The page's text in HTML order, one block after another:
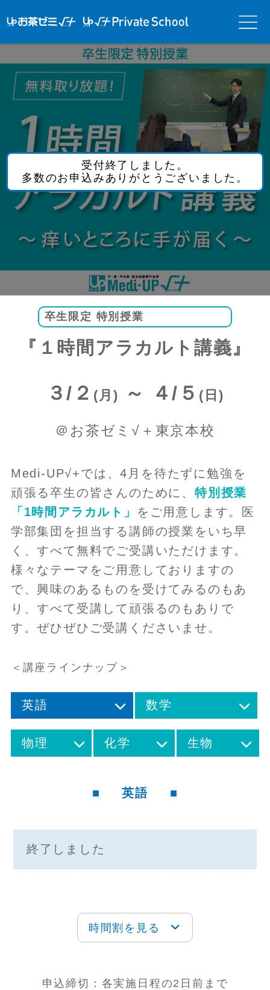
ミ√＋（ルー
（ルータス）PS
メニ
ュー
卒生限定 特別授業
『１時間アラカルト講義』
３/２ (月) ～ ４/５ (日)
＠お茶ゼミ√＋東京本校
Medi-UP√+では、4月を待たずに勉強を
頑張る卒生の皆さんのために、 特別授業
「1時間アラカルト」 をご用意します。医
学部集団を担当する講師の授業をいち早
く、すべて無料でご受講いただけます。
様々なテーマをご用意しておりますの
で、興味のあるものを受けてみるのもあ
り、すべて受講して頑張るのもありで
す。ぜひぜひご受講くださいませ。
＜講座ラインナップ＞
英語 数学
物理 化学 生物
英語
終了しました
時間割を見る
申込締切：各実施日程の2日前まで